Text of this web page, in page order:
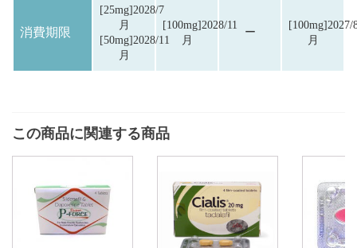
消費期限
[25mg]2028/7
月
[50mg]2028/11
月
[100mg]2028/11
月
ー
[100mg]2027/
月
この商品に関連する商品